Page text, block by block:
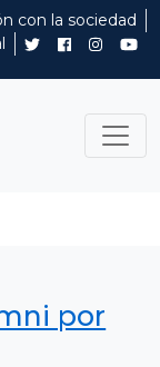
con la sociedad
por